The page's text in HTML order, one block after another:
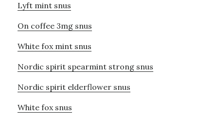
Lyft mint snus
On coffee 3mg snus
White fox mint snus
Nordic spirit spearmint strong snus
Nordic spirit elderflower snus
White fox snus